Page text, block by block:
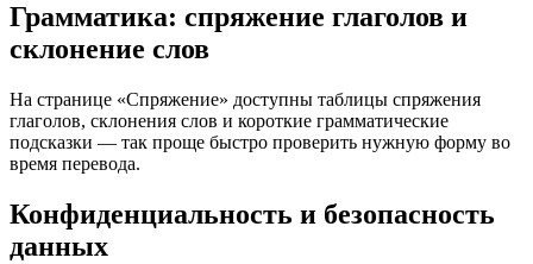
Грамматика: спряжение глаголов и
склонение слов
На странице «Спряжение» доступны таблицы спряжения
глаголов, склонения слов и короткие грамматические
подсказки — так проще быстро проверить нужную форму во
время перевода.
Конфиденциальность и безопасность
данных